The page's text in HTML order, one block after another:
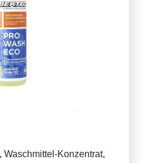
Waschmittel-Konzentrat,